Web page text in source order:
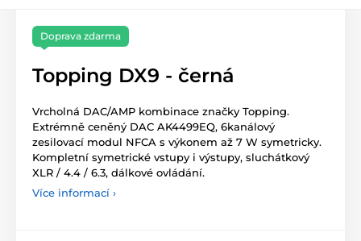
Doprava zdarma
Topping DX9 - černá
Vrcholná DAC/AMP kombinace značky Topping.
Extrémně ceněný DAC AK4499EQ, 6kanálový
zesilovací modul NFCA s výkonem až 7 W symetricky.
Kompletní symetrické vstupy i výstupy, sluchátkový
XLR / 4.4 / 6.3, dálkové ovládání.
Více informací ›